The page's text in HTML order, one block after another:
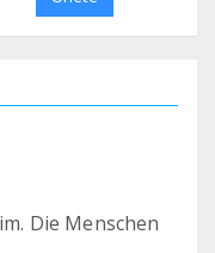
Die Menschen